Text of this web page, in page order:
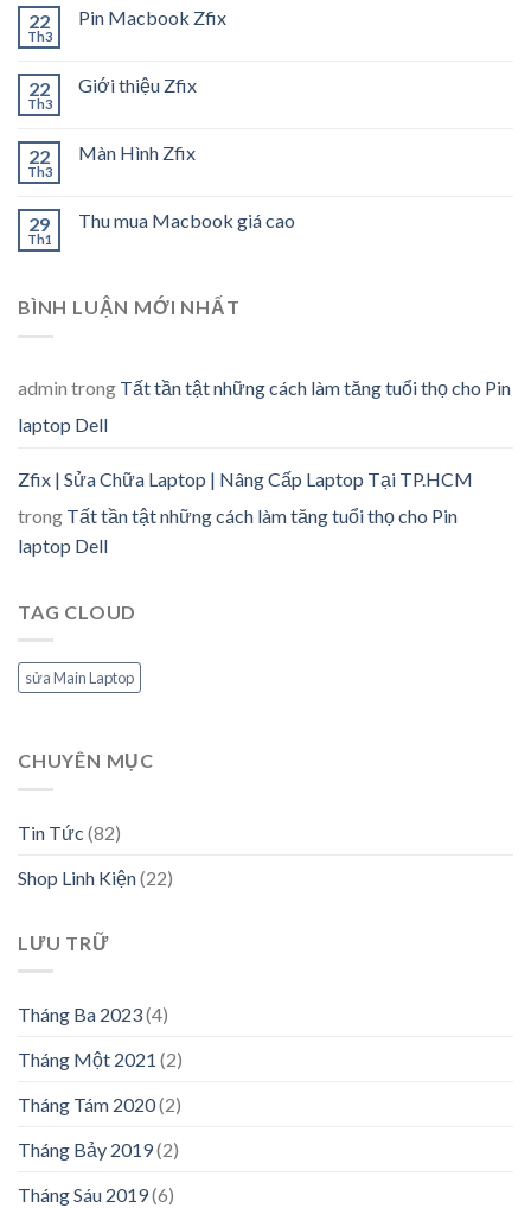
22
Th3
Pin Macbook Zfix
22
Th3
Giới thiệu Zfix
22
Th3
Màn Hình Zfix
29
Th1
Thu mua Macbook giá cao
BÌNH LUẬN MỚI NHẤT
admin trong Tất tần tật những cách làm tăng tuổi thọ cho Pin
laptop Dell
Zfix | Sửa Chữa Laptop | Nâng Cấp Laptop Tại TP.HCM
trong Tất tần tật những cách làm tăng tuổi thọ cho Pin
laptop Dell
TAG CLOUD
sửa Main Laptop
CHUYÊN MỤC
Tin Tức (82)
Shop Linh Kiện(22)
LƯU TRỮ
Tháng Ba 2023(4)
Tháng Một 2021 (2)
Tháng Tám 2020(2)
Tháng Bảy 2019(2)
Tháng Sáu 2019(6)